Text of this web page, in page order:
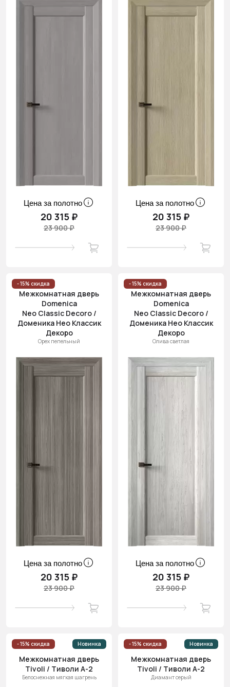
Цена за полотно
20 315 ₽
23 900 ₽
Цена за полотно
20 315 ₽
23 900 ₽
- 15% скидка
Межкомнатная дверь
Domenica
Neo Classic Decoro /
Доменика Нео Классик
Декоро
Орех пепельный
Цена за полотно
20 315 ₽
23 900 ₽
- 15% скидка
Межкомнатная дверь
Domenica
Neo Classic Decoro /
Доменика Нео Классик
Декоро
Олива светлая
Цена за полотно
20 315 ₽
23 900 ₽
- 15% скидка Новинка
Межкомнатная дверь
Tivoli / Тиволи А-2
Белоснежная мягкая шагрень
- 15% скидка Новинка
Межкомнатная дверь
Tivoli / Тиволи А-2
Диамант серый